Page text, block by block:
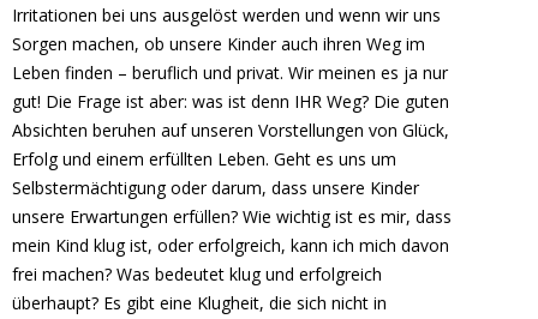
Irritationen bei uns ausgelöst werden und wenn wir uns
Sorgen machen, ob unsere Kinder auch ihren Weg im
Leben finden – beruflich und privat. Wir meinen es ja nur
gut! Die Frage ist aber: was ist denn IHR Weg? Die guten
Absichten beruhen auf unseren Vorstellungen von Glück,
Erfolg und einem erfüllten Leben. Geht es uns um
Selbstermächtigung oder darum, dass unsere Kinder
unsere Erwartungen erfüllen? Wie wichtig ist es mir, dass
mein Kind klug ist, oder erfolgreich, kann ich mich davon
frei machen? Was bedeutet klug und erfolgreich
überhaupt? Es gibt eine Klugheit, die sich nicht in